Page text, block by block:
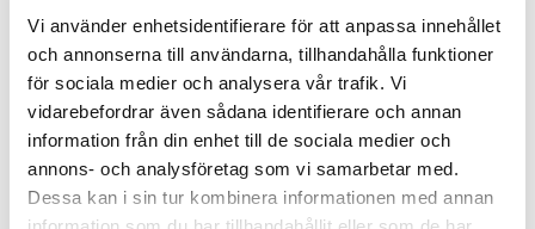
Vi använder enhetsidentifierare för att anpassa innehållet
och annonserna till användarna, tillhandahålla funktioner
för sociala medier och analysera vår trafik. Vi
vidarebefordrar även sådana identifierare och annan
information från din enhet till de sociala medier och
annons- och analysföretag som vi samarbetar med.
Dessa kan i sin tur kombinera informationen med annan
Card Holder Solid Silicone Case